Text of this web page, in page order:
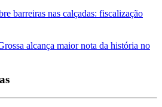
barreiras nas calçadas: fiscalização
alcança maior nota da história no